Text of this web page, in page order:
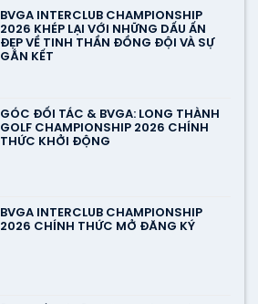
BVGA INTERCLUB CHAMPIONSHIP
2026 KHÉP LẠI VỚI NHỮNG DẤU ẤN
ĐẸP VỀ TINH THẦN ĐỒNG ĐỘI VÀ SỰ
GẮN KẾT
GÓC ĐỐI TÁC & BVGA: LONG THÀNH
GOLF CHAMPIONSHIP 2026 CHÍNH
THỨC KHỞI ĐỘNG
BVGA INTERCLUB CHAMPIONSHIP
2026 CHÍNH THỨC MỞ ĐĂNG KÝ